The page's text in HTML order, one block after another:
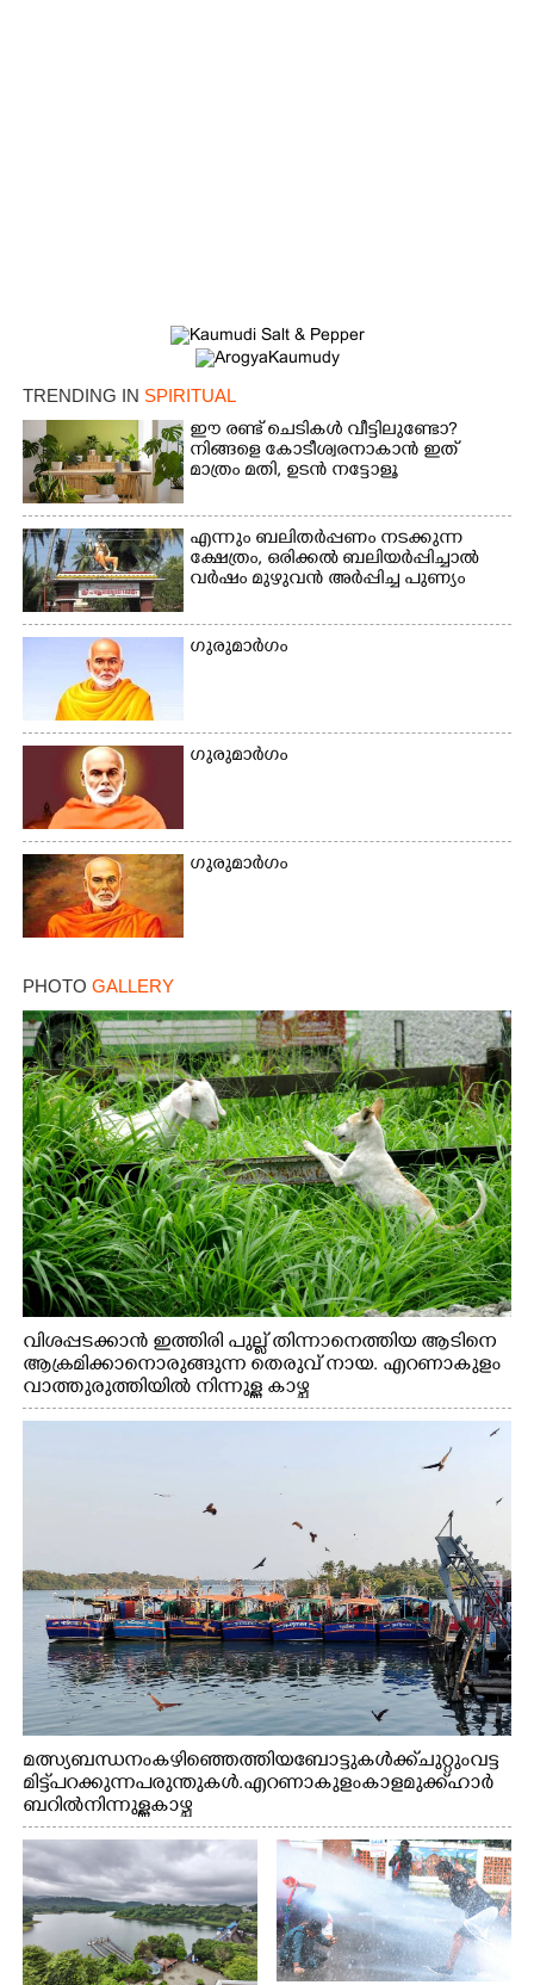
TRENDING IN SPIRITUAL
ഈ രണ്ട് ചെടികൾ വീട്ടിലുണ്ടോ?​
നിങ്ങളെ കോടീശ്വരനാകാൻ ഇത്
മാത്രം മതി,​ ഉടൻ നട്ടോളൂ
എന്നും ബലിതർപ്പണം നടക്കുന്ന
ക്ഷേത്രം,​ ഒരിക്കൽ ബലിയർപ്പിച്ചാൽ
വർഷം മുഴുവൻ അർപ്പിച്ച പുണ്യം
ഗുരുമാർഗം
ഗുരുമാർഗം
ഗുരുമാർഗം
PHOTO GALLERY
വിശപ്പടക്കാൻ ഇത്തിരി പുല്ല് തിന്നാനെത്തിയ ആടിനെ
ആക്രമിക്കാനൊരുങ്ങുന്ന തെരുവ് നായ. എറണാകുളം
വാത്തുരുത്തിയിൽ നിന്നുള്ള കാഴ്ച
മത്സ്യബന്ധനം കഴിഞ്ഞെത്തിയ ബോട്ടുകൾക്ക് ചുറ്റും വട്ട
മിട്ട് പറക്കുന്ന പരുന്തുകൾ. എറണാകുളം കാളമുക്ക് ഹാർ
ബറിൽ നിന്നുള്ള കാഴ്ച